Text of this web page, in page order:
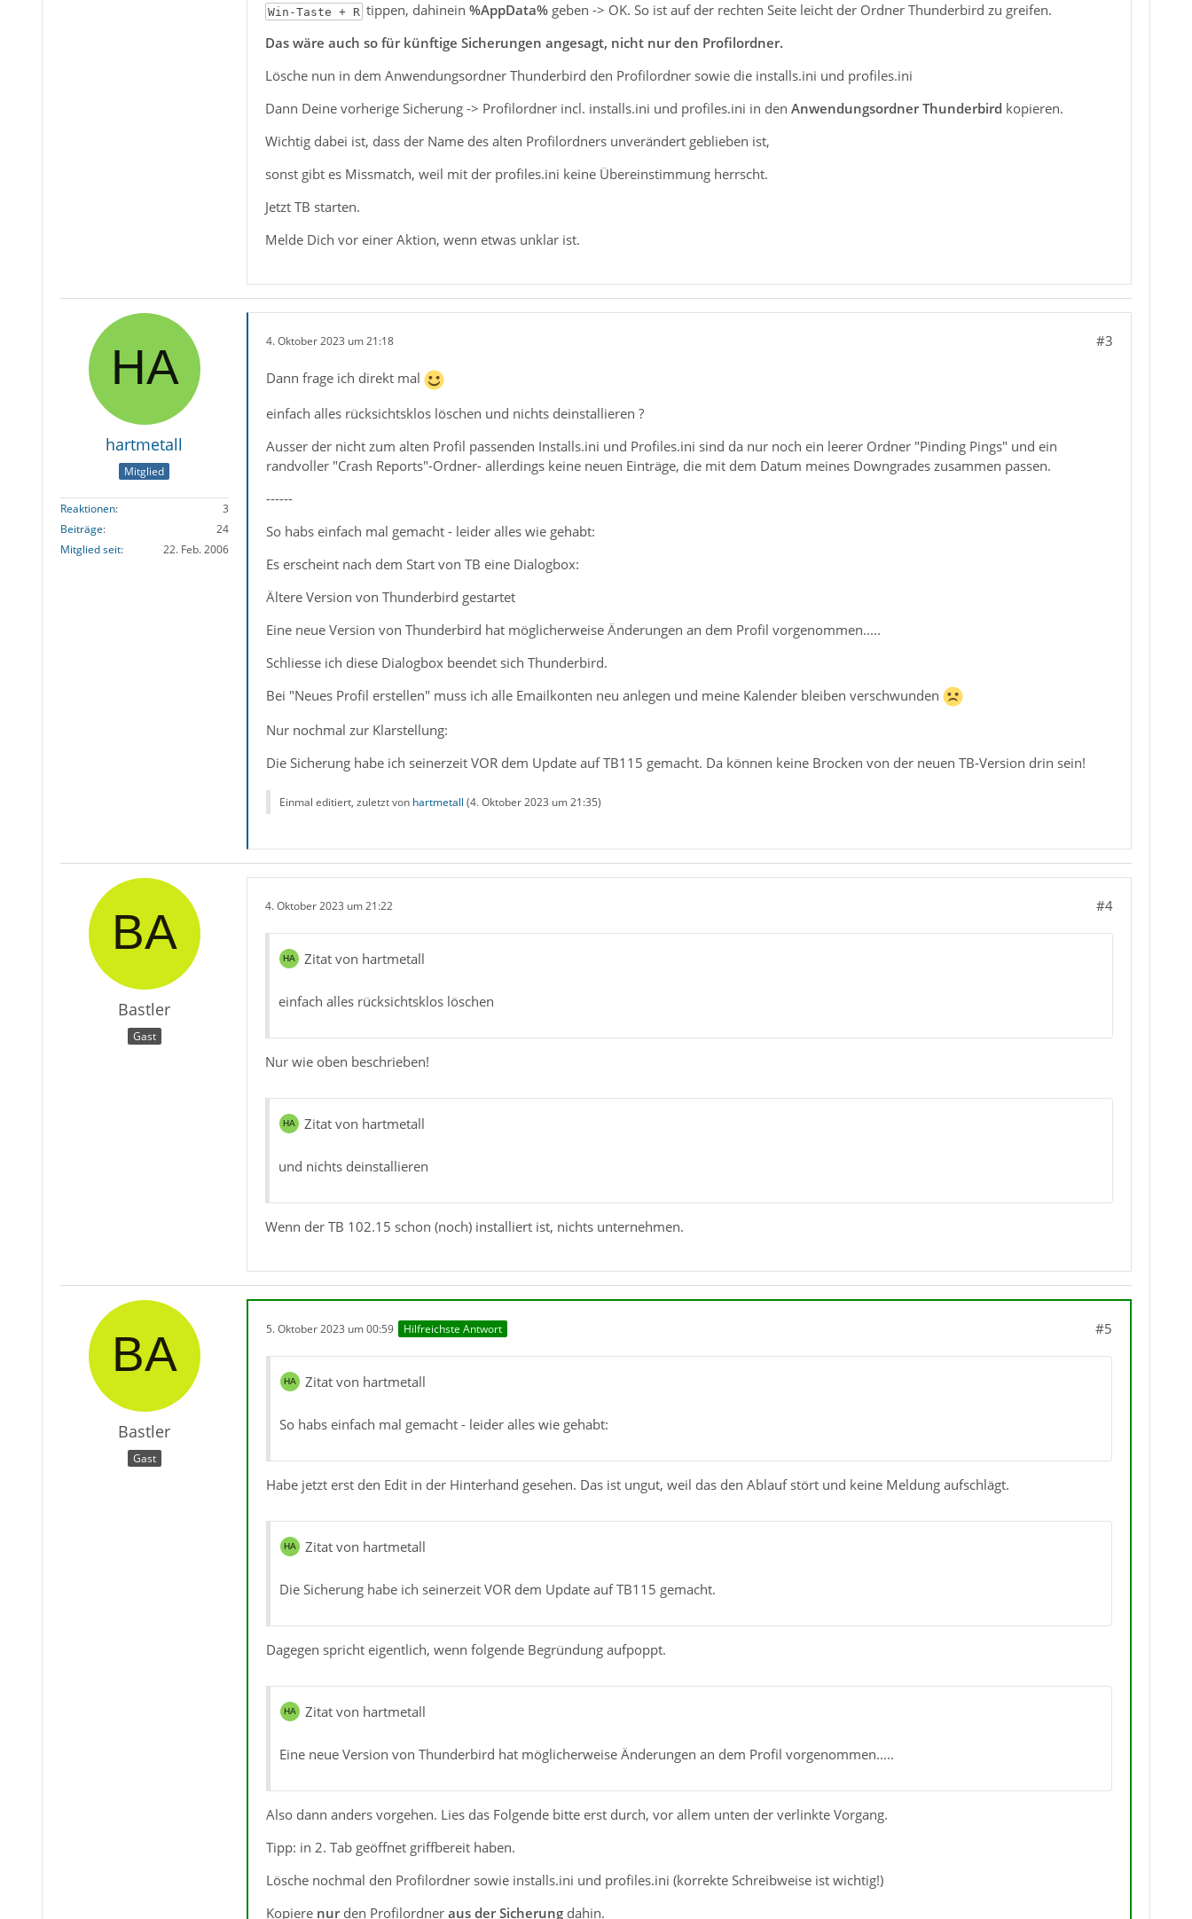
Win-Taste + R tippen, dahinein %AppData%geben -> OK. So ist auf der rechten Seite leicht der Ordner Thunderbird zu greifen.
Das wäre auch so für künftige Sicherungen angesagt, nicht nur den Profilordner.
Lösche nun in dem Anwendungsordner Thunderbird den Profilordner sowie die installs.ini und profiles.ini
Dann Deine vorherige Sicherung -> Profilordner incl. installs.ini und profiles.ini in den Anwendungsordner Thunderbird kopieren.
Wichtig dabei ist, dass der Name des alten Profilordners unverändert geblieben ist,
sonst gibt es Missmatch, weil mit der profiles.ini keine Übereinstimmung herrscht.
Jetzt TB starten.
Melde Dich vor einer Aktion, wenn etwas unklar ist.
hartmetall
Mitglied
Reaktionen
3
Beiträge
24
Mitglied seit
22. Feb. 2006
4. Oktober 2023 um 21:18 #3
Dann frage ich direkt mal
einfach alles rücksichtsklos löschen und nichts deinstallieren ?
Ausser der nicht zum alten Profil passenden Installs.ini und Profiles.ini sind da nur noch ein leerer Ordner "Pinding Pings" und ein
randvoller "Crash Reports"-Ordner- allerdings keine neuen Einträge, die mit dem Datum meines Downgrades zusammen passen.
------
So habs einfach mal gemacht - leider alles wie gehabt:
Es erscheint nach dem Start von TB eine Dialogbox:
Ältere Version von Thunderbird gestartet
Eine neue Version von Thunderbird hat möglicherweise Änderungen an dem Profil vorgenommen.....
Schliesse ich diese Dialogbox beendet sich Thunderbird.
Bei "Neues Profil erstellen" muss ich alle Emailkonten neu anlegen und meine Kalender bleiben verschwunden
Nur nochmal zur Klarstellung:
Die Sicherung habe ich seinerzeit VOR dem Update auf TB115 gemacht. Da können keine Brocken von der neuen TB-Version drin sein!
Einmal editiert, zuletzt von hartmetall (4. Oktober 2023 um 21:35)
Bastler
Gast
4. Oktober 2023 um 21:22 #4
Zitat von hartmetall
einfach alles rücksichtsklos löschen
Nur wie oben beschrieben!
Zitat von hartmetall
und nichts deinstallieren
Wenn der TB 102.15 schon (noch) installiert ist, nichts unternehmen.
Bastler
Gast
5. Oktober 2023 um 00:59 Hilfreichste Antwort #5
Zitat von hartmetall
So habs einfach mal gemacht - leider alles wie gehabt:
Habe jetzt erst den Edit in der Hinterhand gesehen. Das ist ungut, weil das den Ablauf stört und keine Meldung aufschlägt.
Zitat von hartmetall
Die Sicherung habe ich seinerzeit VOR dem Update auf TB115 gemacht.
Dagegen spricht eigentlich, wenn folgende Begründung aufpoppt.
Zitat von hartmetall
Eine neue Version von Thunderbird hat möglicherweise Änderungen an dem Profil vorgenommen.....
Also dann anders vorgehen. Lies das Folgende bitte erst durch, vor allem unten der verlinkte Vorgang.
Tipp: in 2. Tab geöffnet griffbereit haben.
Lösche nochmal den Profilordner sowie installs.ini und profiles.ini (korrekte Schreibweise ist wichtig!)
Kopiere nurden Profilordner aus der Sicherungdahin.